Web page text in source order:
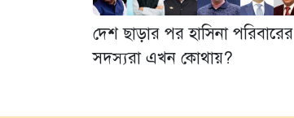
দেশ ছাড়ার পর হাসিনা পরিবারের
সদস্যরা এখন কোথায়?